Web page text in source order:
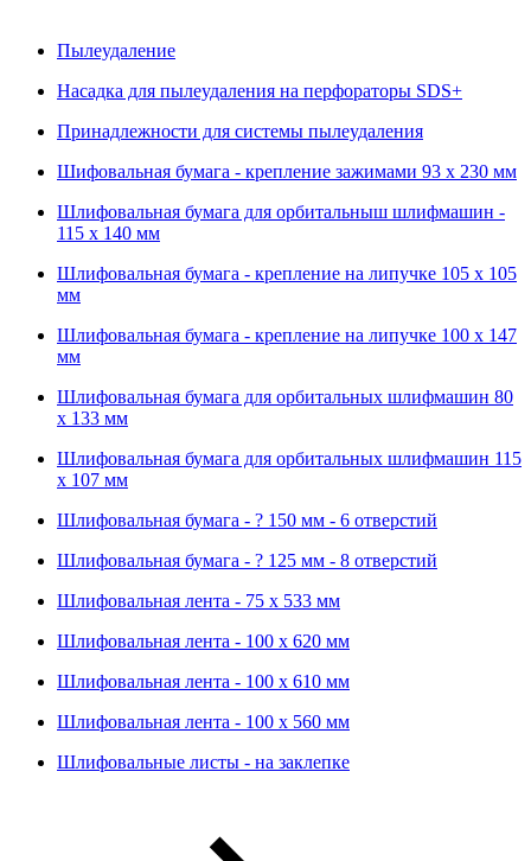
Пылеудаление
Насадка для пылеудаления на перфораторы SDS+
Принадлежности для системы пылеудаления
Шифовальная бумага - крепление зажимами 93 х 230 мм
Шлифовальная бумага для орбитальныш шлифмашин -
115 х 140 мм
Шлифовальная бумага - крепление на липучке 105 х 105
мм
Шлифовальная бумага - крепление на липучке 100 х 147
мм
Шлифовальная бумага для орбитальных шлифмашин 80
х 133 мм
Шлифовальная бумага для орбитальных шлифмашин 115
х 107 мм
Шлифовальная бумага - ? 150 мм - 6 отверстий
Шлифовальная бумага - ? 125 мм - 8 отверстий
Шлифовальная лента - 75 х 533 мм
Шлифовальная лента - 100 х 620 мм
Шлифовальная лента - 100 х 610 мм
Шлифовальная лента - 100 х 560 мм
Шлифовальные листы - на заклепке